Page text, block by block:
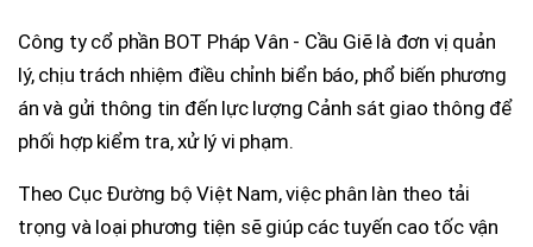
Công ty cổ phần BOT Pháp Vân - Cầu Giẽ là đơn vị quản
lý, chịu trách nhiệm điều chỉnh biển báo, phổ biến phương
án và gửi thông tin đến lực lượng Cảnh sát giao thông để
phối hợp kiểm tra, xử lý vi phạm.
Theo Cục Đường bộ Việt Nam, việc phân làn theo tải
trọng và loại phương tiện sẽ giúp các tuyến cao tốc vận